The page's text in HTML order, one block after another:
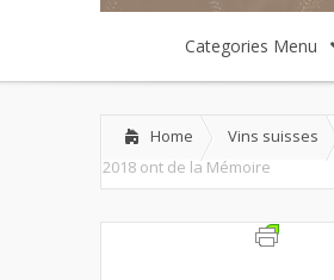
Categories Menu
Home Vins suisses
2018 ont de la Mémoire